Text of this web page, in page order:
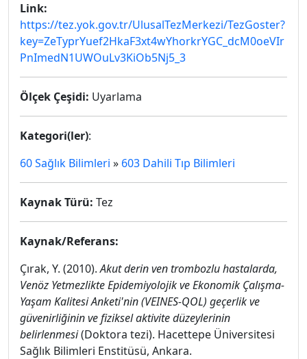
Link:
https://tez.yok.gov.tr/UlusalTezMerkezi/TezGoster?
key=ZeTyprYuef2HkaF3xt4wYhorkrYGC_dcM0oeVIr
PnImedN1UWOuLv3KiOb5Nj5_3
Ölçek Çeşidi: Uyarlama
Kategori(ler):
60 Sağlık Bilimleri » 603 Dahili Tıp Bilimleri
Kaynak Türü: Tez
Kaynak/Referans:
Çırak, Y. (2010).Akut derin ven trombozlu hastalarda,
Venöz Yetmezlikte Epidemiyolojik ve Ekonomik Çalışma-
Yaşam Kalitesi Anketi'nin (VEINES-QOL) geçerlik ve
güvenirliğinin ve fiziksel aktivite düzeylerinin
belirlenmesi(Doktora tezi). Hacettepe Üniversitesi
Sağlık Bilimleri Enstitüsü, Ankara.